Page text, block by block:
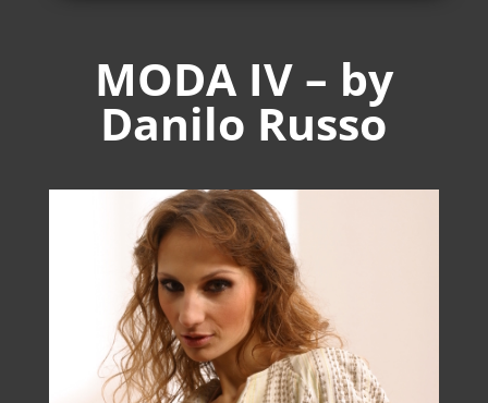
MODA IV – by
Danilo Russo